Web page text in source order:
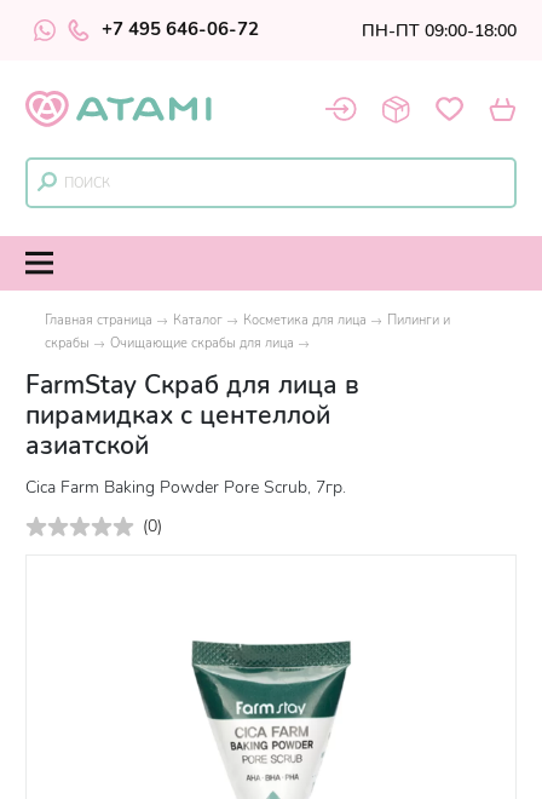
+7 495 646-06-72 ПН-ПТ 09:00-18:00
Главная страница Каталог Косметика для лица
Пилинги и
скрабы
Очищающие скрабы для лица
FarmStay Скраб для лица в
пирамидках с центеллой
азиатской
Cica Farm Baking Powder Pore Scrub, 7гр.
(0)